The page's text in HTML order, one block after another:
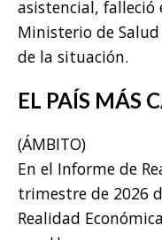
asistencial, falleció
Ministerio de
de la situación.
EL PAÍS MÁS
(ÁMBITO)
En el Informe de
trimestre de 2026
Realidad